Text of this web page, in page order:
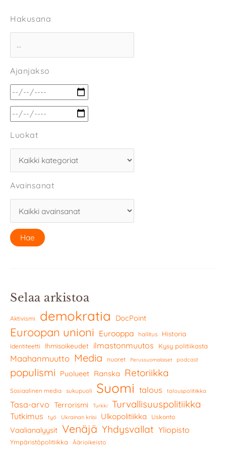
Hakusana
Ajanjakso
Luokat
Avainsanat
Selaa arkistoa
Aktivismi demokratia DocPoint
Euroopan unioni Eurooppa hallitus Historia
Identiteetti Ihmisoikeudet ilmastonmuutos Kysy politiikasta
Maahanmuutto Media nuoret Perussuomalaiset podcast
populismi Puolueet Ranska Retoriikka
Sosiaalinen media sukupuoli Suomi talous talouspolitiikka
Tasa-arvo Terrorismi Turkki Turvallisuuspolitiikka
Tutkimus työ Ukrainan kriisi Ulkopolitiikka Uskonto
Vaalianalyysit Venäjä Yhdysvallat Yliopisto
Ympäristöpolitiikka Äärioikeisto